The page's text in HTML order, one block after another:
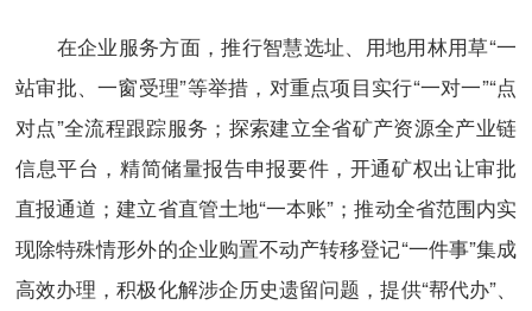
在企业服务方面，推行智慧选址、用地用林用草“一
站审批、一窗受理”等举措，对重点项目实行“一对一”“点
对点”全流程跟踪服务；探索建立全省矿产资源全产业链
信息平台，精简储量报告申报要件，开通矿权出让审批
直报通道；建立省直管土地“一本账”；推动全省范围内实
现除特殊情形外的企业购置不动产转移登记“一件事”集成
高效办理，积极化解涉企历史遗留问题，提供“帮代办”、